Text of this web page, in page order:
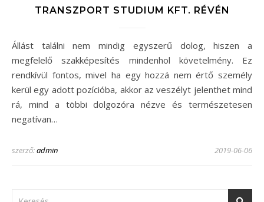
TRANSZPORT STUDIUM KFT. RÉVÉN
Állást találni nem mindig egyszerű dolog, hiszen a
megfelelő szakképesítés mindenhol követelmény. Ez
rendkívül fontos, mivel ha egy hozzá nem értő személy
kerül egy adott pozícióba, akkor az veszélyt jelenthet mind
rá, mind a többi dolgozóra nézve és természetesen
negatívan…
szerző:admin 2019-06-06